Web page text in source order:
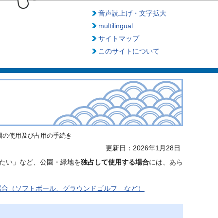
音声読上げ・文字拡大
multilingual
サイトマップ
このサイトについて
の使用及び占用の手続き
更新日：2026年1月28日
い」など、公園・緑地を独占して使用する場合には、あら
（ソフトボール、グラウンドゴルフ　など）